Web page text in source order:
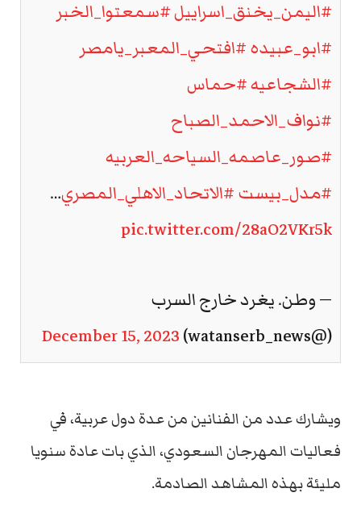
#اليمن_يخنق_اسراييل#سمعتوا_الخبر
#ابو_عبيده#افتحي_المعبر_يامصر
#الشجاعيه#حماس
#نواف_الاحمد_الصباح
#صور_عاصمه_السياحه_العربيه
#مدل_بيست#الاتحاد_الاهلي_المصري…
pic.twitter.com/28aO2VKr5k
— وطن. يغرد خارج السرب
(@watanserb_news)
December 15, 2023
ويشارك عدد من الفنانين من عدة دول عربية، في
فعاليات المهرجان السعودي، الذي بات عادة سنويا
مليئة بهذه المشاهد الصادمة.